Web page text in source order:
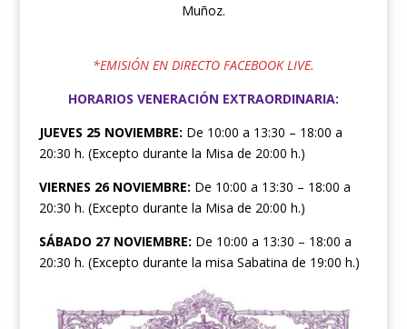
Muñoz.
*EMISIÓN EN DIRECTO FACEBOOK LIVE.
HORARIOS VENERACIÓN EXTRAORDINARIA:
JUEVES 25 NOVIEMBRE: De 10:00 a 13:30 – 18:00 a
20:30 h. (Excepto durante la Misa de 20:00 h.)
VIERNES 26 NOVIEMBRE: De 10:00 a 13:30 – 18:00 a
20:30 h. (Excepto durante la Misa de 20:00 h.)
SÁBADO 27 NOVIEMBRE: De 10:00 a 13:30 – 18:00 a
20:30 h. (Excepto durante la misa Sabatina de 19:00 h.)